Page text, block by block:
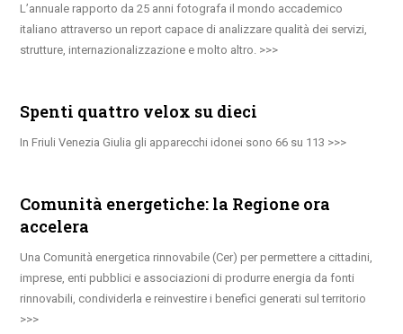
L’annuale rapporto da 25 anni fotografa il mondo accademico
italiano attraverso un report capace di analizzare qualità dei servizi,
strutture, internazionalizzazione e molto altro.
Spenti quattro velox su dieci
In Friuli Venezia Giulia gli apparecchi idonei sono 66 su 113
Comunità energetiche: la Regione ora
accelera
Una Comunità energetica rinnovabile (Cer) per permettere a cittadini,
imprese, enti pubblici e associazioni di produrre energia da fonti
rinnovabili, condividerla e reinvestire i benefici generati sul territorio